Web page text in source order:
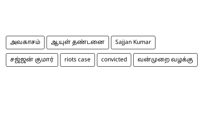
அவகாசம் ஆயுள் தண்டனை Sajjan Kumar
சஜ்ஜன் குமார் riots case convicted வன்முறை வழக்கு